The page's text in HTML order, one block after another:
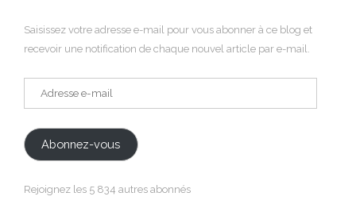
Saisissez votre adresse e-mail pour vous abonner à ce blog et
recevoir une notification de chaque nouvel article par e-mail.
Abonnez-vous
Rejoignez les 5 834 autres abonnés